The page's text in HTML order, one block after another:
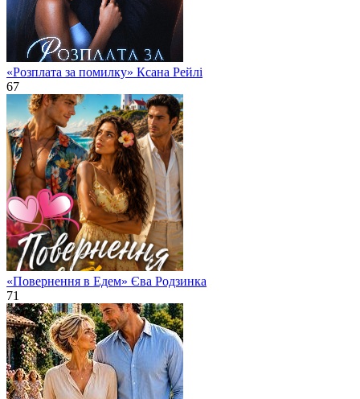
«Розплата за помилку» Ксана Рейлі
67
«Повернення в Едем» Єва Родзинка
71